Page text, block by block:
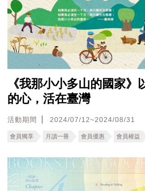
《我那小小多山的國家》
的心，活在臺灣
活動期間 2024/07/12~2024/08/31
會員獨享 月讀一冊 會員優惠 會員權益